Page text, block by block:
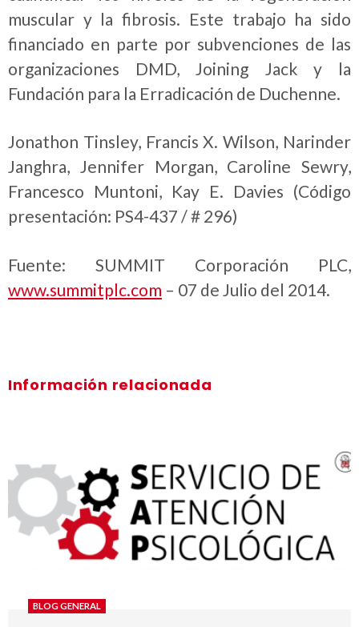
muscular y la fibrosis. Este trabajo ha sido
financiado en parte por subvenciones de las
organizaciones DMD, Joining Jack y la
Fundación para la Erradicación de Duchenne.
Jonathon Tinsley, Francis X. Wilson, Narinder
Janghra, Jennifer Morgan, Caroline Sewry,
Francesco Muntoni, Kay E. Davies (Código
presentación: PS4-437 / # 296)
Fuente: SUMMIT Corporación PLC,
www.summitplc.com – 07 de Julio del 2014.
Información relacionada
BLOG GENERAL